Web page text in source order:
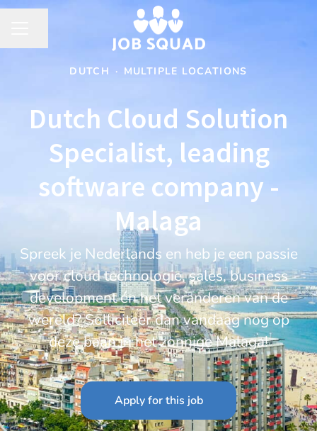
DUTCH · MULTIPLE LOCATIONS
Dutch Cloud Solution
Specialist, leading
software company -
Malaga
Spreek je Nederlands en heb je een passie
voor cloud technologie, sales, business
development én het veranderen van de
wereld? Solliciteer dan vandaag nog op
deze baan in het zonnige Malaga!
Apply for this job